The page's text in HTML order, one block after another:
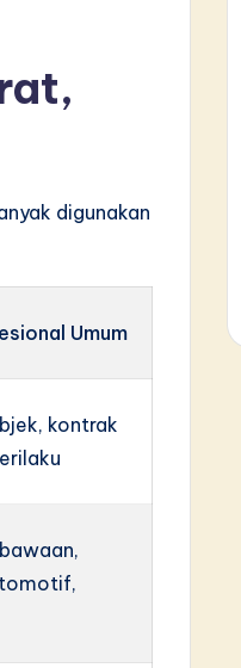
digunakan
Umum
kontrak